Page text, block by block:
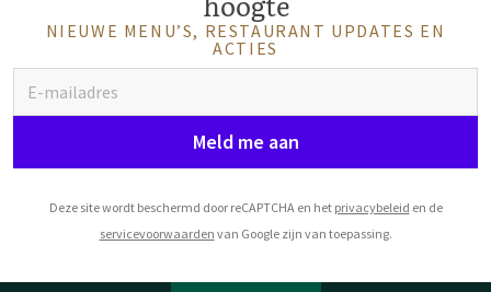
NIEUWE MENU’S, RESTAURANT UPDATES EN
ACTIES
Meld me aan
Deze site wordt beschermd door reCAPTCHA en het privacybeleid en de
servicevoorwaarden van Google zijn van toepassing.